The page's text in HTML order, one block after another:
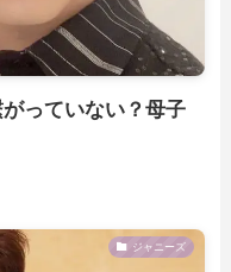
っていない？母子
ジャニーズ